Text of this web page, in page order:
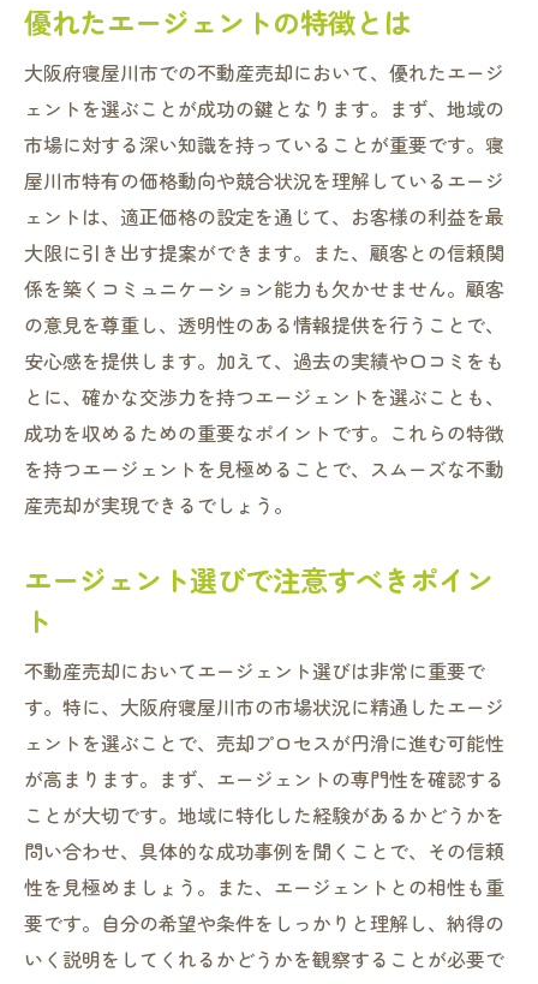
優れたエージェントの特徴とは
大阪府寝屋川市での不動産売却において、優れたエージ
ェントを選ぶことが成功の鍵となります。まず、地域の
市場に対する深い知識を持っていることが重要です。寝
屋川市特有の価格動向や競合状況を理解しているエージ
ェントは、適正価格の設定を通じて、お客様の利益を最
大限に引き出す提案ができます。また、顧客との信頼関
係を築くコミュニケーション能力も欠かせません。顧客
の意見を尊重し、透明性のある情報提供を行うことで、
安心感を提供します。加えて、過去の実績や口コミをも
とに、確かな交渉力を持つエージェントを選ぶことも、
成功を収めるための重要なポイントです。これらの特徴
を持つエージェントを見極めることで、スムーズな不動
産売却が実現できるでしょう。
エージェント選びで注意すべきポイン
ト
不動産売却においてエージェント選びは非常に重要で
す。特に、大阪府寝屋川市の市場状況に精通したエージ
ェントを選ぶことで、売却プロセスが円滑に進む可能性
が高まります。まず、エージェントの専門性を確認する
ことが大切です。地域に特化した経験があるかどうかを
問い合わせ、具体的な成功事例を聞くことで、その信頼
性を見極めましょう。また、エージェントとの相性も重
要です。自分の希望や条件をしっかりと理解し、納得の
いく説明をしてくれるかどうかを観察することが必要で